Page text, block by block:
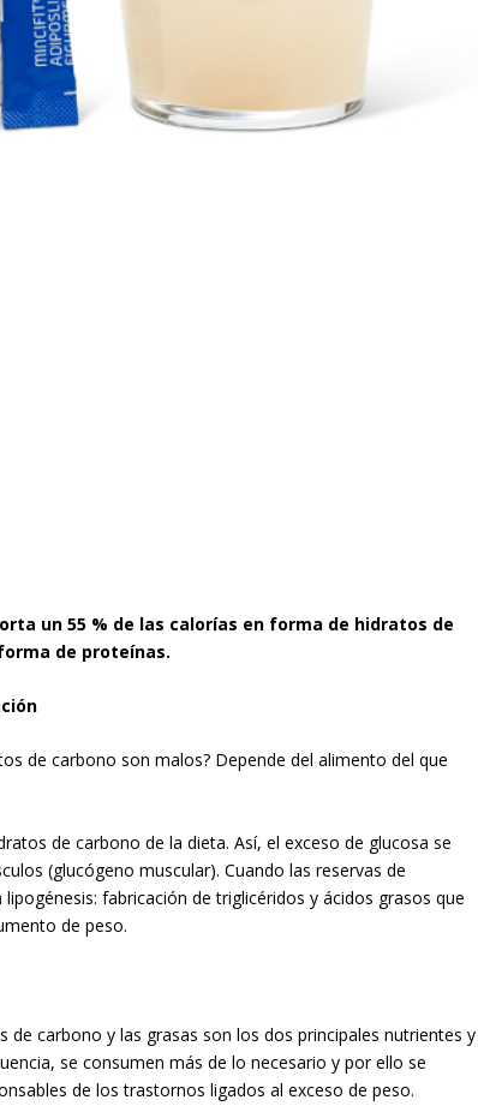
un 55 % de las calorías en forma de hidratos de
de proteínas.
de carbono son malos? Depende del alimento del que
de carbono de la dieta. Así, el exceso de glucosa se
(glucógeno muscular). Cuando las reservas de
fabricación de triglicéridos y ácidos grasos que
de peso.
carbono y las grasas son los dos principales nutrientes y
se consumen más de lo necesario y por ello se
de los trastornos ligados al exceso de peso.